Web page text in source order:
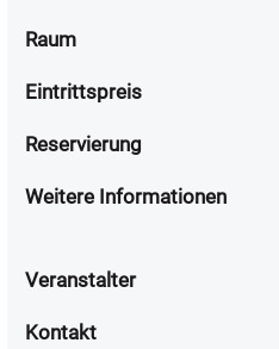
Raum
Eintrittspreis
Reservierung
Weitere Informationen
Veranstalter
Kontakt